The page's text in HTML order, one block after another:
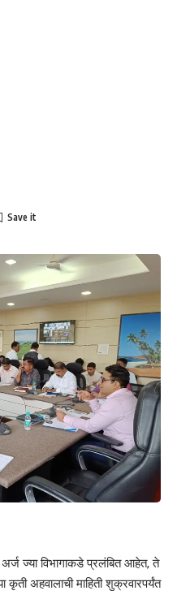
ज्या विभागाकडे प्रलंबित आहेत, ते
कृती अहवालाची माहिती शुक्रवारपर्यंत